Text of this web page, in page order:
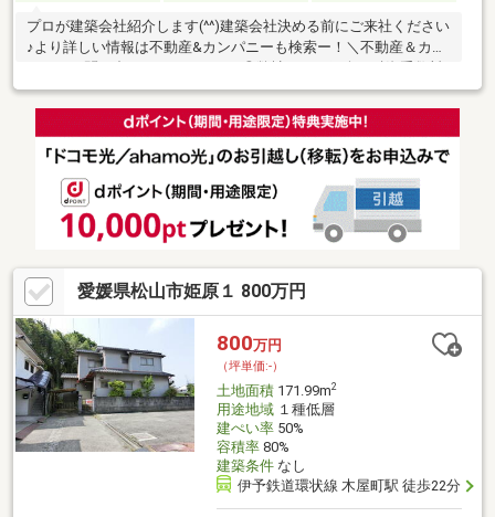
プロが建築会社紹介します(^^)建築会社決める前にご来社ください
♪より詳しい情報は不動産&カンパニーも検索ー！＼不動産＆カン
が半額になる銀行有！◎簡易ホームインスペクションします！◎
追加工事の提案と価格に自信があります！◎金額的に最小限で済
む買い方教えます！◎他社掲載の物件も含んでご案内ツアー可
能！物件を比較できます！◎楽しい！ってよく言われます(^^)/弊
ちらもご覧ください
愛媛県松山市姫原１ 800万円
800万円
（坪単価:-）
土地面積171.99m2
用途地域１種低層
建ぺい率50%
容積率80%
建築条件なし
伊予鉄道環状線 木屋町駅 徒歩22分